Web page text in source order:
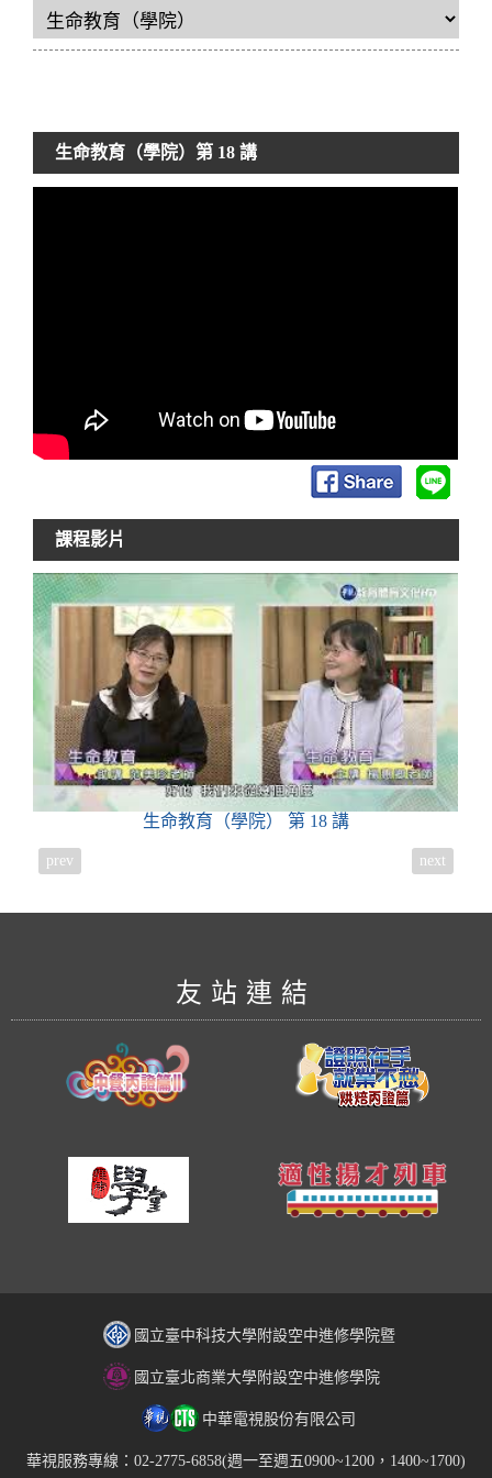
生命教育（學院）第 18 講
課程影片
生命教育（學院） 第 18 講
prev next
友站連結
國立臺中科技大學附設空中進修學院暨
國立臺北商業大學附設空中進修學院
中華電視股份有限公司
華視服務專線：02-2775-6858(週一至週五0900~1200，1400~1700)